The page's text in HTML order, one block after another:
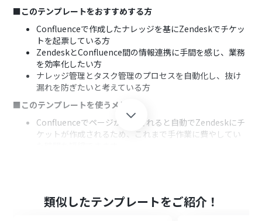
■このテンプレートをおすすめする方
Confluenceで作成したナレッジを基にZendeskでチケッ
トを起票している方
ZendeskとConfluence間の情報連携に手間を感じ、業務
を効率化したい方
ナレッジ管理とタスク管理のプロセスを自動化し、抜け
漏れを防ぎたいと考えている方
■このテンプレートを使うメリット
Confluenceでページが作成されると自動でZendeskにチ
ケットが作成されるため、これまで手作業に費やしてい
■フローボットの流れ
類似したテンプレートをご紹介！